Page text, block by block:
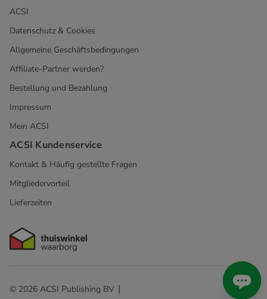
ACSI
Datenschutz & Cookies
Allgemeine Geschäftsbedingungen
Affiliate-Partner werden?
Bestellung und Bezahlung
Impressum
Mein ACSI
ACSI Kundenservice
Kontakt & Häufig gestellte Fragen
Mitgliedervorteil
Lieferzeiten
© 2026 ACSI Publishing BV